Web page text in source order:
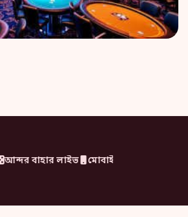
আন্দর বাহার লাইভ মোবাইল-ফার্স্ট